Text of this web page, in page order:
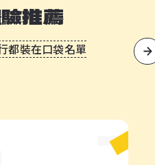
推薦
都裝在口袋名單